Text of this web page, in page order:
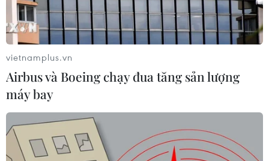
Các tuyển thủ nữ Việt Nam thực hiện nghi thức chào cờ. (Ảnh:
Hoàng Linh/TTXVN)
vietnamplus.vn
Airbus và Boeing chạy đua tăng sản lượng
máy bay